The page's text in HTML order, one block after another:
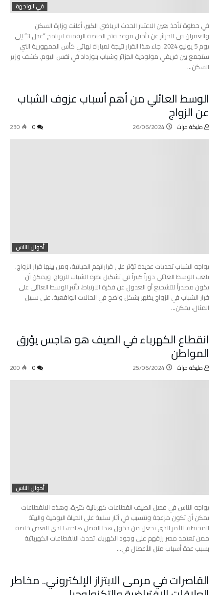
في الواجهة
في خطوة تأخذ بعين الاعتبار الحدث الرياضي الكبير، أعلنت وزارة السكن
والعمران في الجزائر عن تأجيل موعد فتح المنصة الرقمية لبرنامج “عدل 3” إلى
يوم 5 يوليو 2024. جاء هذا القرار نتيجة لمباراة نهائي كأس الجمهورية التي
ستجمع بين فريقي مولودية الجزائر وشباب بلوزداد في نفس اليوم. كشف وزير
السكن…
الوسط العائلي من أهم أسباب عزوف الشباب
عن الزواج
مليكة حراث 26/06/2024
230
أحوال الناس
يواجه الشباب تحديات عديدة تؤثر على قراراتهم الحياتية، ومن بينها قرار الزواج.
يلعب الوسط العائلي دوراً كبيراً في تشكيل نظرة الشباب للزواج، ويمكن أن
يكون مصدراً للتشجيع أو العدول عن فكرة الارتباط. تأثير الوسط العائلي على
قرار الشباب في الزواج يظهر بشكل واضح في الحالات الواقعية. على سبيل
المثال، يمكن…
انقطاع الكهرباء في الصيف هو هاجس يؤرق
المواطن
مليكة حراث 25/06/2024
200
أحوال الناس
يواجه الناس في فصل الصيف انقطاعات كهربائية كثيرة، وهذه الانقطاعات
يمكن أن تكون مزعجة وتتسبب في آثار سلبية على الحياة اليومية والبيئة
المحيطة، الأمر الذي يجعل من دخول هذا الفصل هاجسا لدى البعض خاصة
ممن تعتمد مصر رزقهم على وجود الكهرباء. تحدث الانقطاعات الكهربائية
بسبب عدة أسباب مثل الأعطال في…
القاصرات في مرمى الابتزاز الإلكتروني.. مخاطر